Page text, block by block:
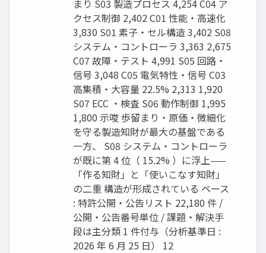
まり S03 製造プロセス 4,254 C04 ア
クセス制御 2,402 C01 性能・高速化
3,830 S01 素子・セル構造 3,402 S08
システム・コントローラ 3,363 2,675
C07 故障・テスト 4,991 S05 回路・
信号 3,048 C05 電気特性・信号 C03
高集積・大容量 22.5% 2,313 1,920
S07 ECC ・検査 S06 動作制御 1,995
1,800 示唆 歩留まり・原価・微細化
を守る製造知財が最大の基盤である
一方、 S08 システム・コントローラ
が既に第 4 位（ 15.2% ）に浮上——
「作る知財」と「使いこなす知財」
の二重 構造が形成されている ベース
: 特許公開・公告リスト 22,180 件 /
公開・公告番号単位 / 課題・解決手
段は主分類 1 件付与（分析基準日 :
2026 年 6 月 25 日） 12